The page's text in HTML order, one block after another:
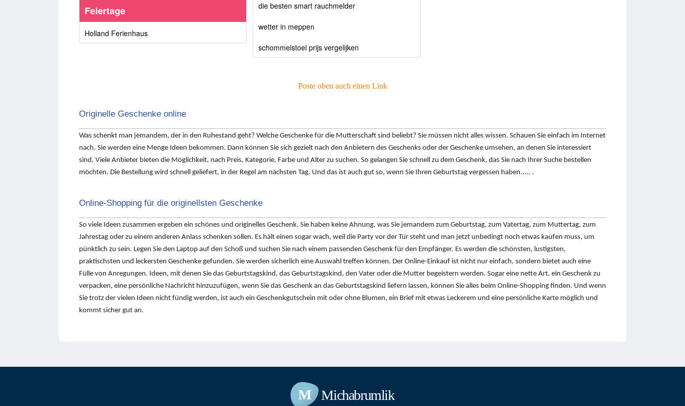
Feiertage
Holland Ferienhaus
die besten smart rauchmelder
wetter in meppen
schommelstoel prijs vergelijken
Poste oben auch einen Link
Originelle Geschenke online
Was schenkt man jemandem, der in den Ruhestand geht? Welche Geschenke für die Mutterschaft sind beliebt? Sie müssen nicht alles wissen. Schauen Sie einfach im Internet
nach. Sie werden eine Menge Ideen bekommen. Dann können Sie sich gezielt nach den Anbietern des Geschenks oder der Geschenke umsehen, an denen Sie interessiert
sind. Viele Anbieter bieten die Möglichkeit, nach Preis, Kategorie, Farbe und Alter zu suchen. So gelangen Sie schnell zu dem Geschenk, das Sie nach Ihrer Suche bestellen
möchten. Die Bestellung wird schnell geliefert, in der Regel am nächsten Tag. Und das ist auch gut so, wenn Sie Ihren Geburtstag vergessen haben..... .
Online-Shopping für die originellsten Geschenke
So viele Ideen zusammen ergeben ein schönes und originelles Geschenk. Sie haben keine Ahnung, was Sie jemandem zum Geburtstag, zum Vatertag, zum Muttertag, zum
Jahrestag oder zu einem anderen Anlass schenken sollen. Es hält einen sogar wach, weil die Party vor der Tür steht und man jetzt unbedingt noch etwas kaufen muss, um
pünktlich zu sein. Legen Sie den Laptop auf den Schoß und suchen Sie nach einem passenden Geschenk für den Empfänger. Es werden die schönsten, lustigsten,
praktischsten und leckersten Geschenke gefunden. Sie werden sicherlich eine Auswahl treffen können. Der Online-Einkauf ist nicht nur einfach, sondern bietet auch eine
Fülle von Anregungen. Ideen, mit denen Sie das Geburtstagskind, das Geburtstagskind, den Vater oder die Mutter begeistern werden. Sogar eine nette Art, ein Geschenk zu
verpacken, eine persönliche Nachricht hinzuzufügen, wenn Sie das Geschenk an das Geburtstagskind liefern lassen, können Sie alles beim Online-Shopping finden. Und wenn
Sie trotz der vielen Ideen nicht fündig werden, ist auch ein Geschenkgutschein mit oder ohne Blumen, ein Brief mit etwas Leckerem und eine persönliche Karte möglich und
kommt sicher gut an.
M Michabrumlik